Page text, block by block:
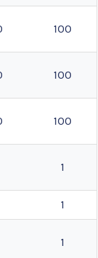
100
100
100
1
1
1